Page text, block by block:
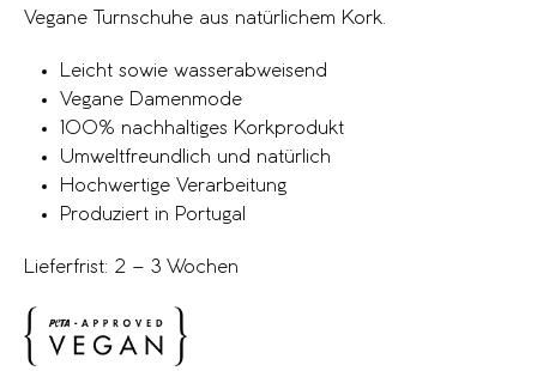
Vegane Turnschuhe aus natürlichem Kork.
Leicht sowie wasserabweisend
Vegane Damenmode
100% nachhaltiges Korkprodukt
Umweltfreundlich und natürlich
Hochwertige Verarbeitung
Produziert in Portugal
Lieferfrist: 2 – 3 Wochen